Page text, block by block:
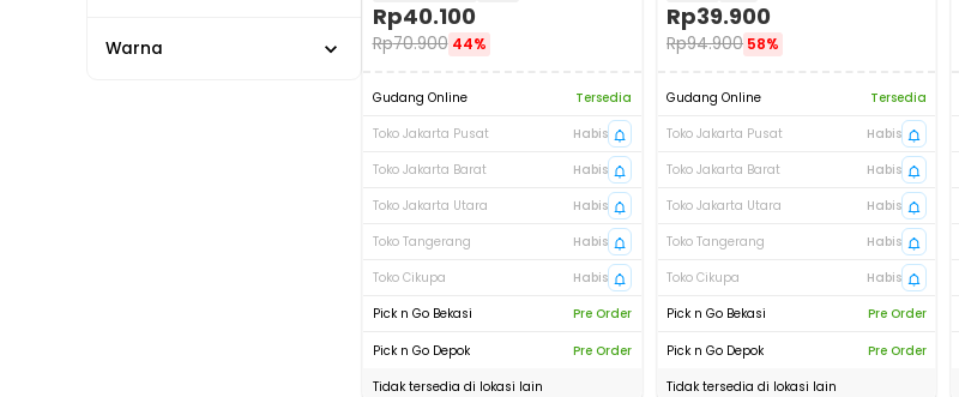
Warna
Rp40.100
Rp70.900 44%
Gudang Online
Tersedia
Toko Jakarta Pusat
Habis
Toko Jakarta Barat
Habis
Toko Jakarta Utara
Habis
Toko Tangerang
Habis
Toko Cikupa
Habis
Pick n Go Bekasi
Pre Order
Pick n Go Depok
Pre Order
Tidak tersedia di lokasi lain
Rp39.900
Rp94.900 58%
Gudang Online
Tersedia
Toko Jakarta Pusat
Habis
Toko Jakarta Barat
Habis
Toko Jakarta Utara
Habis
Toko Tangerang
Habis
Toko Cikupa
Habis
Pick n Go Bekasi
Pre Order
Pick n Go Depok
Pre Order
Tidak tersedia di lokasi lain